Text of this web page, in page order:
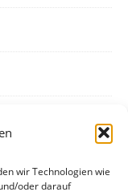
wir Technologien wie
oder darauf